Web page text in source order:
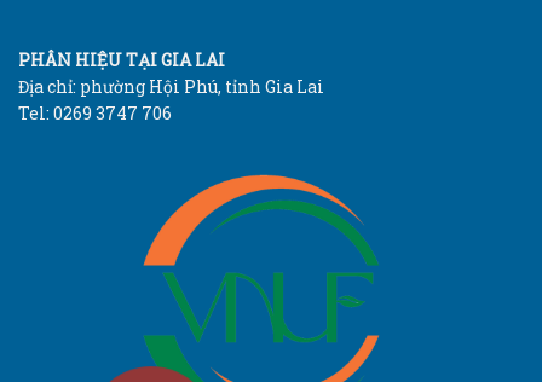
PHÂN HIỆU TẠI GIA LAI
Địa chỉ: phường Hội Phú, tỉnh Gia Lai
Tel: 0269 3747 706